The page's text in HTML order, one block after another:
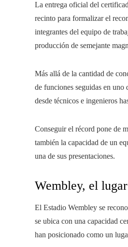
La entrega oficial del
recinto para formalizar el
integrantes del equipo de
producción de semejante
Más allá de la cantidad de
de funciones seguidas en uno
desde técnicos e ingenieros
Conseguir el récord pone de
también la capacidad de un
una de sus presentaciones.
Wembley, el
El Estadio Wembley se
se ubica con una capacidad
han posicionado como un